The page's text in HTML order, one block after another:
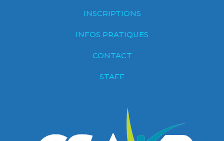
INSCRIPTIONS
INFOS PRATIQUES
CONTACT
STAFF